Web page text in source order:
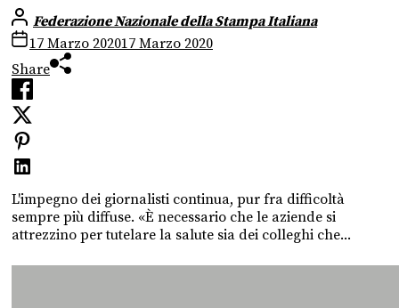
Federazione Nazionale della Stampa Italiana
17 Marzo 202017 Marzo 2020
Share
L'impegno dei giornalisti continua, pur fra difficoltà
sempre più diffuse. «È necessario che le aziende si
attrezzino per tutelare la salute sia dei colleghi che...